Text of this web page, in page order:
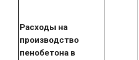
Расходы на
производство
пенобетона в